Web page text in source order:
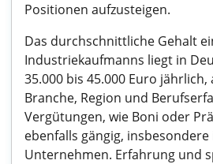
Positionen aufzusteigen.
Das durchschnittliche Gehalt
Industriekaufmanns liegt in
35.000 bis 45.000 Euro
Branche, Region und
Vergütungen, wie Boni oder
ebenfalls gängig,
Unternehmen. Erfahrung und